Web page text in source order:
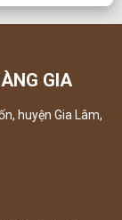
GIA
huyện Gia Lâm,